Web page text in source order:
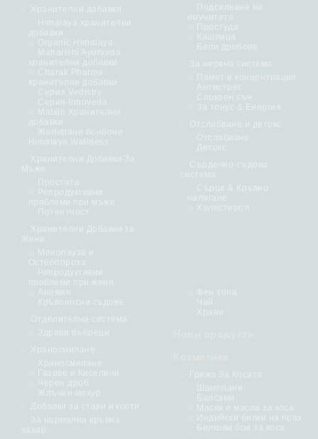
Хранителни добавки
Himalaya хранителни
добавки
Organic Himalaya
Maharishi Ayurveda
хранителни добавки
Charak Pharma
хранителни добавки
Серия Vedistry
Серия Innoveda
Matxin Хранителни
добавки
Желирани бонбони
Himalaya Wellness
Хранителни Добавки За
Мъже
Простата
Репродуктивни
проблеми при мъже
Потентност
Хранителни Добавки за
Жени
Менопауза и
Остеопороза
Репродуктивни
проблеми при жени
Подсилване на
имунитета
Простуда
Кашлица
Бели дробове
За нервна система
Памет и концентрация
Антистрес
Спокоен сън
За тонус & Енергия
Отслабване и детокс
Отслабване
Детокс
Сърдечно-съдова
система
Сърце & Кръвно
налягане
Холестерол
Анемия
Кръвоносни съдове
Отделителна система
Здрави бъбреци
Храносмилане
Храносмилане
Газове и Киселини
Черен дроб
Жлъчен мехур
Добавки за стави и кости
За нормална кръвна
захар
Фен зона
Чай
Храни
Грижа За Косата
Шампоани
Балсами
Маски и масла за коса
Индийски билки на прах
Билкови бои за коса